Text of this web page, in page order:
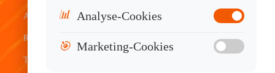
Android
Rugged
Tablets
Device
📊 Analyse-Cookies
🎯 Marketing-Cookies